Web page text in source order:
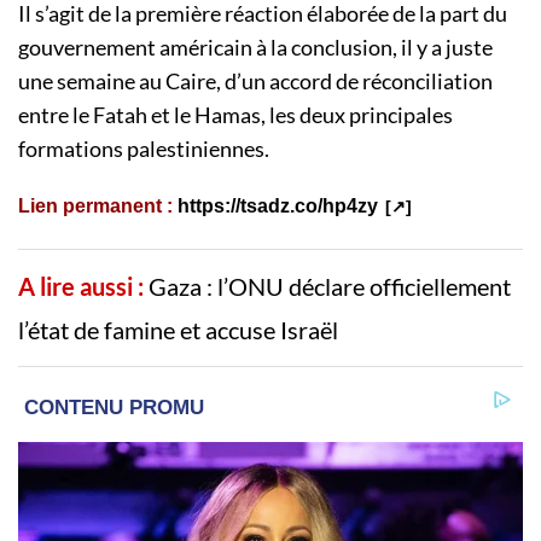
Il s’agit de la première réaction élaborée de la part du
gouvernement américain à la conclusion, il y a juste
une semaine au Caire, d’un accord de réconciliation
entre le Fatah et le Hamas, les deux principales
formations palestiniennes.
Lien permanent : https://tsadz.co/hp4zy
A lire aussi : Gaza : l’ONU déclare officiellement
l’état de famine et accuse Israël